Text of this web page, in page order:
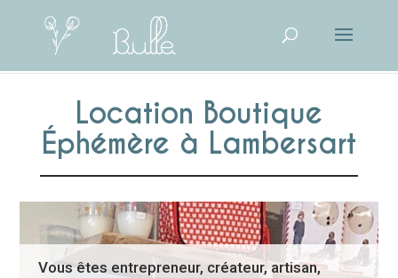
Location Boutique
Éphémère à Lambersart
Vous êtes entrepreneur, créateur, artisan,